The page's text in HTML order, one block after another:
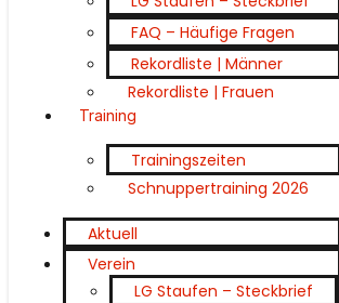
FAQ – Häufige Fragen
Rekordliste | Männer
Rekordliste | Frauen
Training
Trainingszeiten
Schnuppertraining 2026
Aktuell
Verein
LG Staufen – Steckbrief